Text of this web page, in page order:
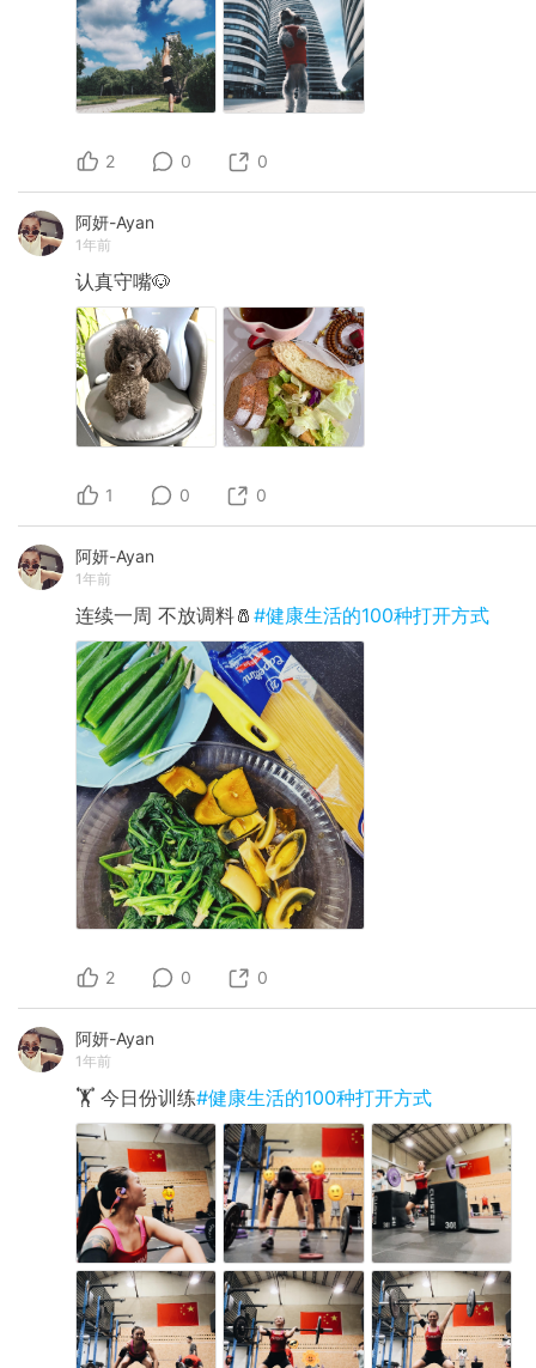
2 0 0
阿妍-Ayan
1年前
认真守嘴🐶
1 0 0
阿妍-Ayan
1年前
连续一周 不放调料🧂 #健康生活的100种打开方式
2 0 0
阿妍-Ayan
1年前
🏋️ 今日份训练#健康生活的100种打开方式